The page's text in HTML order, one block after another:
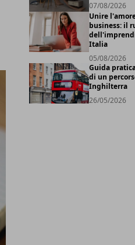
07/08/2026
Unire
business: il
Italia
05/08/2026
Guida
di un
Inghilterra
26/05/2026